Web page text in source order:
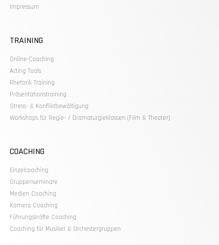
Impressum
TRAINING
Online-Coaching
Acting Tools
Rhetorik Training
Präsentationstraining
Stress- & Konfliktbewältigung
Workshops für Regie- / Dramaturgieklassen (Film & Theater)
COACHING
Einzelcoaching
Gruppenseminare
Medien Coaching
Kamera Coaching
Führungskräfte Coaching
Coaching für Musiker & Orchestergruppen